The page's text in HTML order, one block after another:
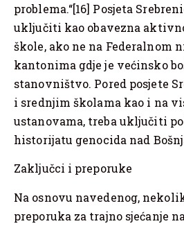
problema.“[16] Posjeta
uključiti kao obavezna
škole, ako ne na Federalnom
kantonima gdje je većinsko
stanovništvo. Pored posjete
i srednjim školama kao i na
ustanovama, treba uključiti
historijatu genocida nad
Zaključci i preporuke
Na osnovu navedenog,
preporuka za trajno sjećanje